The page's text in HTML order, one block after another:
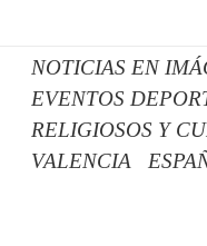
NOTICIAS EN
EVENTOS
RELIGIOSOS Y
VALENCIA